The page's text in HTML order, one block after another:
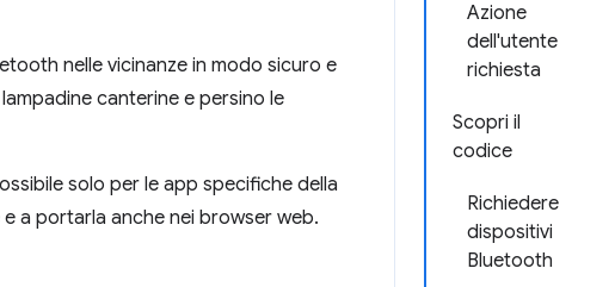
Azione
dell'utente
richiesta
Scopri il
codice
Richiedere
dispositivi
Bluetooth
nelle vicinanze in modo sicuro e
canterine e persino le
solo per le app specifiche della
a portarla anche nei browser web.